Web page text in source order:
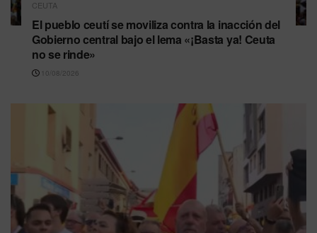
CEUTA
El pueblo ceutí se moviliza contra la inacción del
Gobierno central bajo el lema «¡Basta ya! Ceuta
no se rinde»
10/08/2026